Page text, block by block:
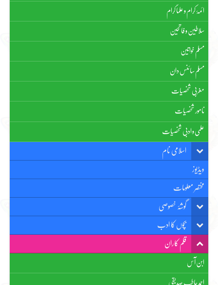
ائمۂ کرام و علماٗ کرام
سلاطین و فاتحین
مسلم خواتین
مسلم سائنس دان
مغربی شخصیات
نامور شخصیات
علمی و ادبی شخصیات
اسلامی نام
ویڈیوز
مختصر معلومات
گوشۂ خصوصی
بچوں کا ادب
قلم کاران
ابن آس
احمد حاطب صدیقی